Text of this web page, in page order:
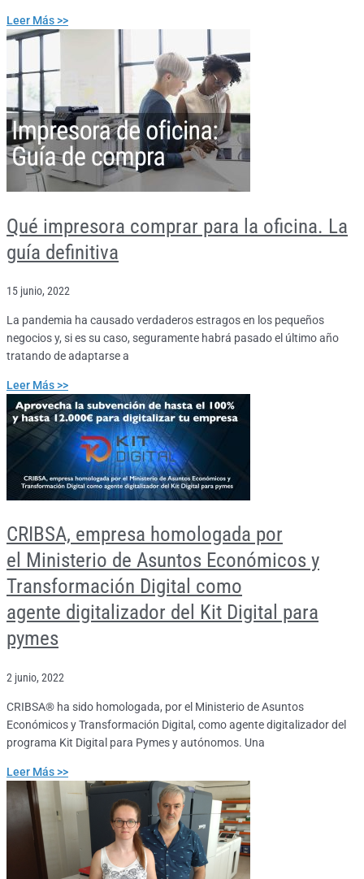
Leer Más >>
Qué impresora comprar para la oficina. La
guía definitiva
15 junio, 2022
La pandemia ha causado verdaderos estragos en los pequeños
negocios y, si es su caso, seguramente habrá pasado el último año
tratando de adaptarse a
Leer Más >>
CRIBSA, empresa homologada por
el Ministerio de Asuntos Económicos y
Transformación Digital como
agente digitalizador del Kit Digital para
pymes
2 junio, 2022
CRIBSA® ha sido homologada, por el Ministerio de Asuntos
Económicos y Transformación Digital, como agente digitalizador del
programa Kit Digital para Pymes y autónomos. Una
Leer Más >>